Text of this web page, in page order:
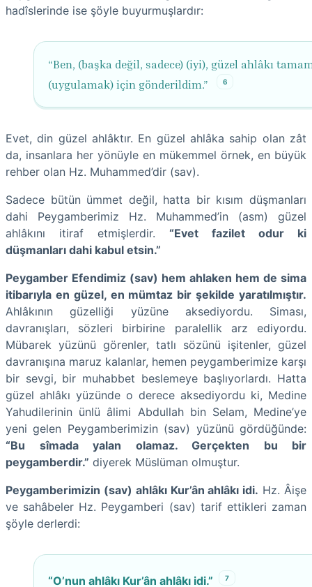
hadîslerinde ise şöyle buyurmuşlardır:
“Ben, (başka değil, sadece) (iyi), güzel ahlâkı
(uygulamak) için gönderildim.”
6
Evet, din güzel ahlâktır. En güzel ahlâka sahip olan zât
da, insanlara her yönüyle en mükemmel örnek, en büyük
rehber olan Hz. Muhammed’dir (sav).
Sadece bütün ümmet değil, hatta bir kısım düşmanları
dahi Peygamberimiz Hz. Muhammed’in (asm) güzel
ahlâkını itiraf etmişlerdir. “Evet fazilet odur ki
düşmanları dahi kabul etsin.”
Peygamber Efendimiz (sav) hem ahlaken hem de sima
itibarıyla en güzel, en mümtaz bir şekilde yaratılmıştır.
Ahlâkının güzelliği yüzüne aksediyordu. Siması,
davranışları, sözleri birbirine paralellik arz ediyordu.
Mübarek yüzünü görenler, tatlı sözünü işitenler, güzel
davranışına maruz kalanlar, hemen peygamberimize karşı
bir sevgi, bir muhabbet beslemeye başlıyorlardı. Hatta
güzel ahlâkı yüzünde o derece aksediyordu ki, Medine
Yahudilerinin ünlü âlimi Abdullah bin Selam, Medine’ye
yeni gelen Peygamberimizin (sav) yüzünü gördüğünde:
“Bu sîmada yalan olamaz. Gerçekten bu bir
peygamberdir.” diyerek Müslüman olmuştur.
Peygamberimizin (sav) ahlâkı Kur’ân ahlâkı idi. Hz. Âişe
ve sahâbeler Hz. Peygamberi (sav) tarif ettikleri zaman
şöyle derlerdi:
“O’nun ahlâkı Kur’ân ahlâkı idi.” 7